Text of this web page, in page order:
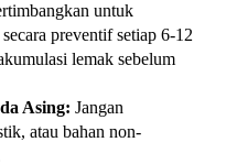
untuk
preventif setiap 6-12
lemak sebelum
Asing: Jangan
atau bahan non-